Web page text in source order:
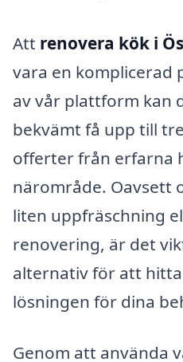
Att renovera kök i
vara en komplicerad
av vår plattform kan
bekvämt få upp till
offerter från erfarna
närområde. Oavsett
liten uppfräschning
renovering, är det
alternativ för att
lösningen för dina
Genom att använda